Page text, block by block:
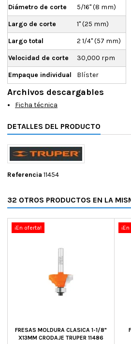
Diámetro de corte 5/16" (8 mm)
Largo de corte 1" (25 mm)
Largo total 2 1/4" (57 mm)
Velocidad de corte 30,000 rpm
Empaque individual Blíster
Archivos descargables
Ficha técnica
DETALLES DEL PRODUCTO
Referencia 11454
32 OTROS PRODUCTOS EN LA
¡En oferta!
FRESAS MOLDURA CLASICA 1-1/8"
X13MM CRODAJE TRUPER 11486